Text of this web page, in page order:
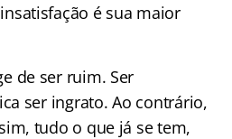
é sua maior
de ser ruim. Ser
ser ingrato. Ao contrário,
tudo o que já se tem,